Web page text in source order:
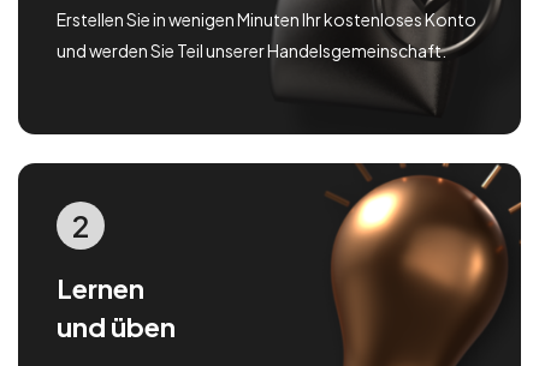
Erstellen Sie in wenigen Minuten Ihr kostenloses Konto
und werden Sie Teil unserer Handelsgemeinschaft.
2
Lernen
und üben